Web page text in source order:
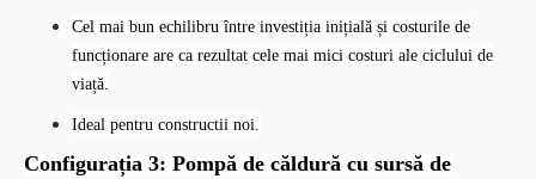
Cel mai bun echilibru între investiția inițială și costurile de
funcționare are ca rezultat cele mai mici costuri ale ciclului de
viață.
Ideal pentru constructii noi.
Configurația 3: Pompă de căldură cu sursă de